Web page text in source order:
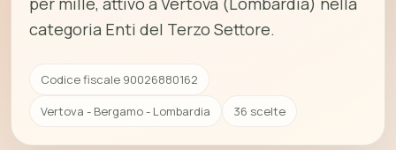
categoria Enti del Terzo Settore.
Codice fiscale 90026880162
Vertova - Bergamo - Lombardia
36 scelte